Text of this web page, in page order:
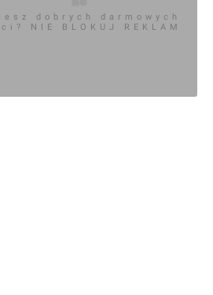
dobrych darmowych
NIE BLOKUJ REKLAM